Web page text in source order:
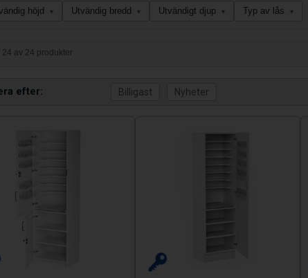
efter
höjd ▾ Utvändig bredd ▾ Utvändigt djup ▾ Typ av lås ▾
24 av 24 produkter